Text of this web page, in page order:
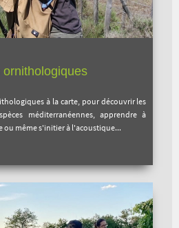
ornithologiques
à la carte, pour découvrir les
méditerranéennes, apprendre à
ou même s'initier à l'acoustique...